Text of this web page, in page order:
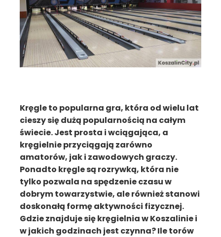
Kręgle to popularna gra, która od wielu lat
cieszy się dużą popularnością na całym
świecie. Jest prosta i wciągająca, a
kręgielnie przyciągają zarówno
amatorów, jak i zawodowych graczy.
Ponadto kręgle są rozrywką, która nie
tylko pozwala na spędzenie czasu w
dobrym towarzystwie, ale również stanowi
doskonałą formę aktywności fizycznej.
Gdzie znajduje się kręgielnia w Koszalinie i
w jakich godzinach jest czynna? Ile torów